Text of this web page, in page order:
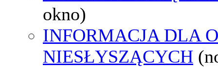
okno)
INFORMACJA DLA
NIESŁYSZĄCYCH